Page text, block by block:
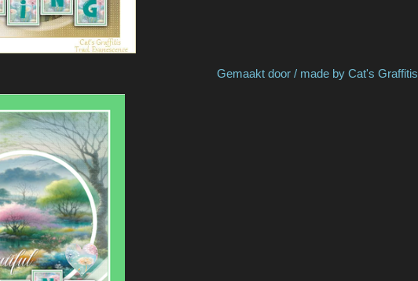
Gemaakt door / made by Cat's Graffitis